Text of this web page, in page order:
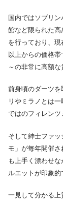
国内ではソブリ
館など限られた
を行っており、
以上からの価格
～の非常に高額な
前身頃のダーツ
リやミラノとは
ではのフィレンツ
そして紳士ファ
モ」が毎年開催
も上手く漂わせ
ルエットが印象的
一見して分かる